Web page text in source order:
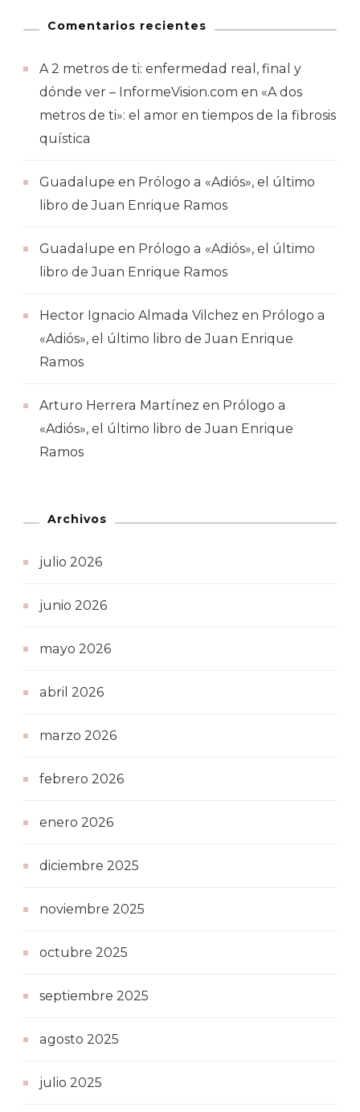
Comentarios recientes
A 2 metros de ti: enfermedad real, final y
dónde ver – InformeVision.com en «A dos
metros de ti»: el amor en tiempos de la fibrosis
quística
Guadalupe en Prólogo a «Adiós», el último
libro de Juan Enrique Ramos
Guadalupe en Prólogo a «Adiós», el último
libro de Juan Enrique Ramos
Hector Ignacio Almada Vilchez en Prólogo a
«Adiós», el último libro de Juan Enrique
Ramos
Arturo Herrera Martínez en Prólogo a
«Adiós», el último libro de Juan Enrique
Ramos
Archivos
julio 2026
junio 2026
mayo 2026
abril 2026
marzo 2026
febrero 2026
enero 2026
diciembre 2025
noviembre 2025
octubre 2025
septiembre 2025
agosto 2025
julio 2025